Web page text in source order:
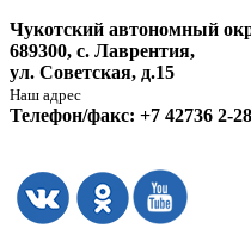
Чукотский автономный
689300, с. Лаврентия,
ул. Советская, д.15
Наш адрес
Телефон/факс: +7 42736 2-